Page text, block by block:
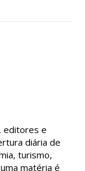
editores e
diária de
turismo,
matéria é